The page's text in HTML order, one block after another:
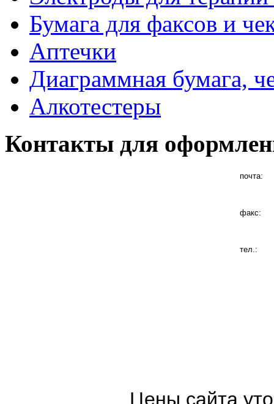
Бумага для факсов и
Аптечки
Диаграммная бумага,
Алкотестеры
Контакты для
почта:
факс:
тел.:
Цены сайта